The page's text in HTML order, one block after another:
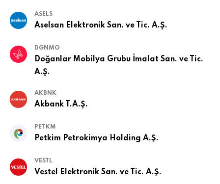
ASELS
Aselsan Elektronik San. ve Tic. A.Ş.
DGNMO
Doğanlar Mobilya Grubu İmalat San. ve Tic.
A.Ş.
AKBNK
Akbank T.A.Ş.
PETKM
Petkim Petrokimya Holding A.Ş.
VESTL
Vestel Elektronik San. ve Tic. A.Ş.